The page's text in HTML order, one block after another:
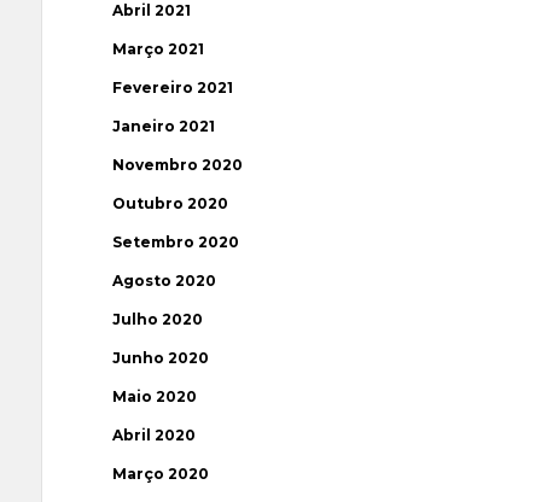
Abril 2021
Março 2021
Fevereiro 2021
Janeiro 2021
Novembro 2020
Outubro 2020
Setembro 2020
Agosto 2020
Julho 2020
Junho 2020
Maio 2020
Abril 2020
Março 2020